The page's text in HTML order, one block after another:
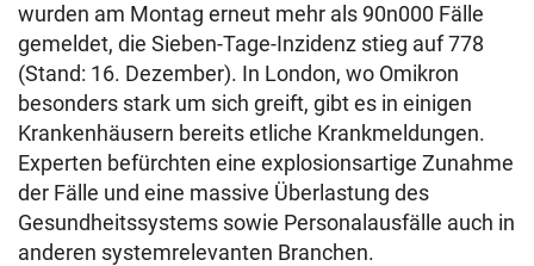
wurden am Montag erneut mehr als 90n000 Fälle
gemeldet, die Sieben-Tage-Inzidenz stieg auf 778
(Stand: 16. Dezember). In London, wo Omikron
besonders stark um sich greift, gibt es in einigen
Krankenhäusern bereits etliche Krankmeldungen.
Experten befürchten eine explosionsartige Zunahme
der Fälle und eine massive Überlastung des
Gesundheitssystems sowie Personalausfälle auch in
anderen systemrelevanten Branchen.